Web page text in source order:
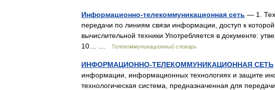
Информационно-телекоммуникационная сеть — 1.
передачи по линиям связи информации, доступ к
вычислительной техники Употребляется в документе:
10… …
Телекоммуникационный словарь
ИНФОРМАЦИОННО-ТЕЛЕКОММУНИКАЦИОННАЯ СЕТЬ
информации, информационных технологиях и защите
технологическая система, предназначенная для